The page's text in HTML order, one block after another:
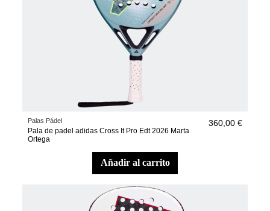
Palas Pádel
Pala de padel adidas Cross It Pro Edt 2026 Marta
Ortega
360,00 €
añadir al carrito